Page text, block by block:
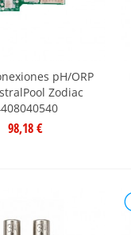
pH/ORP
Zodiac
98,18 €